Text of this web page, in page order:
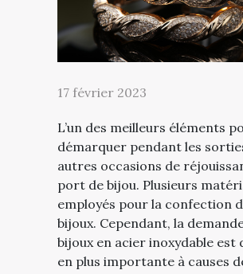
17 février 2023
L’un des meilleurs éléments
démarquer pendant les
autres occasions de
port de bijou. Plusieurs
employés pour la confection
bijoux. Cependant, la
bijoux en acier inoxydable est
en plus importante à causes